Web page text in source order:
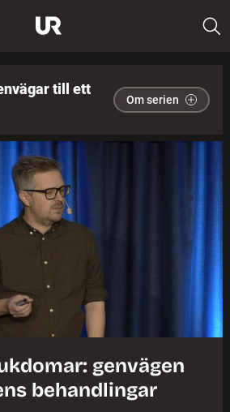
till ett
Om serien
genvägen
behandlingar